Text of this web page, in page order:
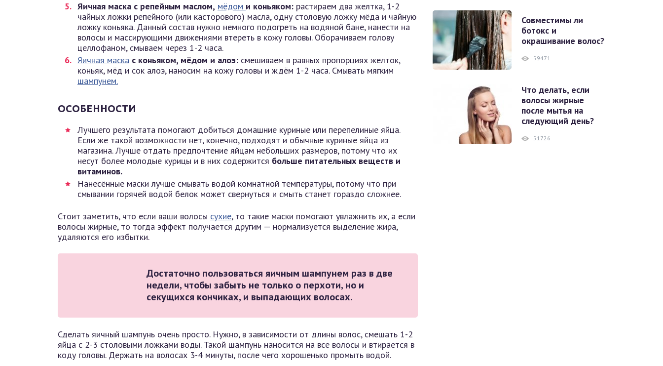
Яичная маска с репейным маслом, мёдом и коньяком: растираем два желтка, 1-2
чайных ложки репейного (или касторового) масла, одну столовую ложку мёда и чайную
ложку коньяка. Данный состав нужно немного подогреть на водяной бане, нанести на
волосы и массирующими движениями втереть в кожу головы. Оборачиваем голову
целлофаном, смываем через 1-2 часа.
Яичная маска с коньяком, мёдом и алоэ: смешиваем в равных пропорциях желток,
коньяк, мёд и сок алоэ, наносим на кожу головы и ждём 1-2 часа. Смывать мягким
шампунем.
ОСОБЕННОСТИ
Лучшего результата помогают добиться домашние куриные или перепелиные яйца.
Если же такой возможности нет, конечно, подходят и обычные куриные яйца из
магазина. Лучше отдать предпочтение яйцам небольших размеров, потому что их
несут более молодые курицы и в них содержится больше питательных веществ и
витаминов.
Нанесённые маски лучше смывать водой комнатной температуры, потому что при
смывании горячей водой белок может свернуться и смыть станет гораздо сложнее.
Стоит заметить, что если ваши волосы сухие, то такие маски помогают увлажнить их, а если
волосы жирные, то тогда эффект получается другим — нормализуется выделение жира,
удаляются его избытки.
Достаточно пользоваться яичным шампунем раз в две
недели, чтобы забыть не только о перхоти, но и
секущихся кончиках, и выпадающих волосах.
Сделать яичный шампунь очень просто. Нужно, в зависимости от длины волос, смешать 1-2
яйца с 2-3 столовыми ложками воды. Такой шампунь наносится на все волосы и втирается в
коду головы. Держать на волосах 3-4 минуты, после чего хорошенько промыть водой.
Совместимы ли
ботокс и
окрашивание волос?
59471
Что делать, если
волосы жирные
после мытья на
следующий день?
51726